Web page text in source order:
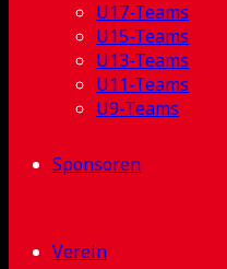
U17-Teams
U15-Teams
U13-Teams
U11-Teams
U9-Teams
Sponsoren
Verein